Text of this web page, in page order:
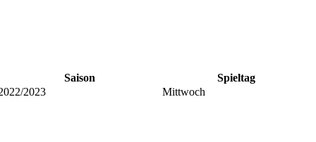
Saison
Spieltag
2023 Mittwoch